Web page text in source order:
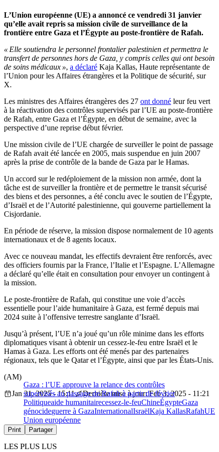
L’Union européenne (UE) a annoncé ce vendredi 31 janvier
qu’elle avait repris sa mission civile de surveillance de la
frontière entre Gaza et l’Égypte au poste-frontière de Rafah.
« Elle soutiendra le personnel frontalier palestinien et permettra le
transfert de personnes hors de Gaza, y compris celles qui ont besoin
de soins médicaux », a déclaré Kaja Kallas, Haute représentante de
l’Union pour les Affaires étrangères et la Politique de sécurité, sur
X.
Les ministres des Affaires étrangères des 27 ont donné leur feu vert
à la réactivation des contrôles supervisés par l’UE au poste-frontière
de Rafah, entre Gaza et l’Égypte, en début de semaine, avec la
perspective d’une reprise début février.
Une mission civile de l’UE chargée de surveiller le point de passage
de Rafah avait été lancée en 2005, mais suspendue en juin 2007
après la prise de contrôle de la bande de Gaza par le Hamas.
Un accord sur le redéploiement de la mission non armée, dont la
tâche est de surveiller la frontière et de permettre le transit sécurisé
des biens et des personnes, a été conclu avec le soutien de l’Égypte,
d’Israël et de l’Autorité palestinienne, qui gouverne partiellement la
Cisjordanie.
En période de réserve, la mission dispose normalement de 10 agents
internationaux et de 8 agents locaux.
Avec ce nouveau mandat, les effectifs devraient être renforcés, avec
des officiers fournis par la France, l’Italie et l’Espagne. L’Allemagne
a déclaré qu’elle était en consultation pour envoyer un contingent à
la mission.
Le poste-frontière de Rafah, qui constitue une voie d’accès
essentielle pour l’aide humanitaire à Gaza, est fermé depuis mai
2024 suite à l’offensive terrestre sanglante d’Israël.
Jusqu’à présent, l’UE n’a joué qu’un rôle minime dans les efforts
diplomatiques visant à obtenir un cessez-le-feu entre Israël et le
Hamas à Gaza. Les efforts ont été menés par des partenaires
régionaux, tels que le Qatar et l’Égypte, ainsi que par les États-Unis.
Gaza : l’UE approuve la relance des contrôles
supervisés au passage de Rafah à partir de février
(AM)
Jan 31, 2025 - 15:11
Dernière mise à jour: Feb 3, 2025 - 11:21
Politiqueaide humanitairecessez-le-feuChineÉgypteGaza
génocideguerre à GazaInternationalIsraëlKaja KallasRafahUE
Union européenne
Print Partager
LES PLUS LUS